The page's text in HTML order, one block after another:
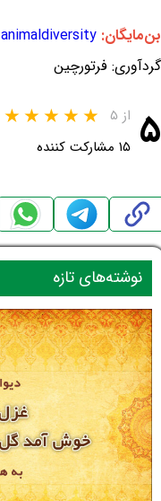
بن‌مایگان: animaldiversity
گردآوری: فرتورچین
۵ از ۵
۱۵ مشارکت کننده
نوشته‌های تازه